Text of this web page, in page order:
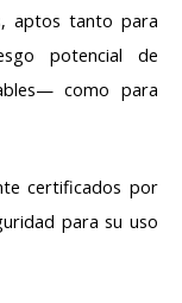
aptos tanto para
potencial de
como para
certificados por
para su uso